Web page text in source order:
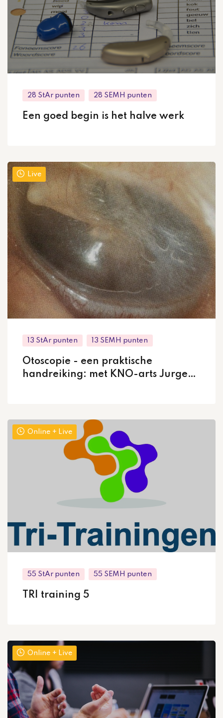
28 StAr punten 28 SEMH punten
Een goed begin is het halve werk
Live
13 StAr punten 13 SEMH punten
Otoscopie - een praktische
handreiking: met KNO-arts Jurgen
Online + Live
55 StAr punten 55 SEMH punten
TRI training 5
Online + Live